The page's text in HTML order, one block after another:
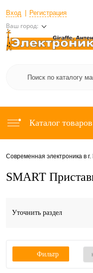
Вход Регистрация
Ваш город:
Каталог товаров
Современная электроника в
SMART
Уточнить раздел
Фильтр